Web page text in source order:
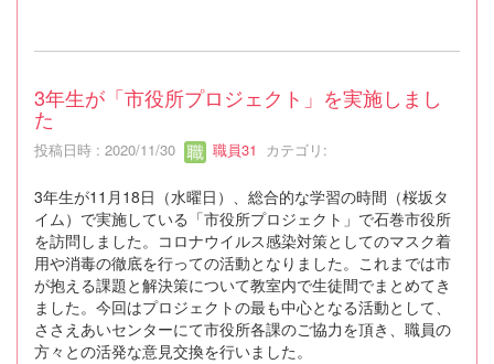
3年生が「市役所プロジェクト」を実施しまし
た
投稿日時 : 2020/11/30 職員31 カテゴリ:
3年生が11月18日（水曜日）、総合的な学習の時間（桜坂タ
イム）で実施している「市役所プロジェクト」で石巻市役所
を訪問しました。コロナウイルス感染対策としてのマスク着
用や消毒の徹底を行っての活動となりました。これまでは市
が抱える課題と解決策について教室内で生徒間でまとめてき
ました。今回はプロジェクトの最も中心となる活動として、
ささえあいセンターにて市役所各課のご協力を頂き、職員の
方々との活発な意見交換を行いました。